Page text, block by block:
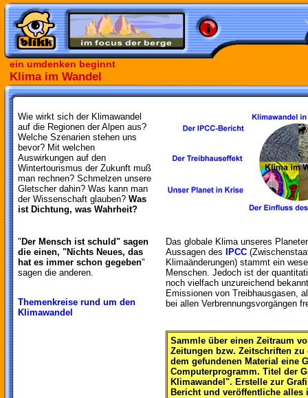
ein umdenken beginnt
Klima im Wandel
Wie wirkt sich der Klimawandel
auf die Regionen der Alpen aus?
Welche Szenarien stehen uns
bevor? Mit welchen
Auswirkungen auf den
Wintertourismus der Zukunft muß
man rechnen? Schmelzen unsere
Gletscher dahin? Was kann man
der Wissenschaft glauben? Was
ist Dichtung, was Wahrheit?
" Der Mensch ist schuld" sagen
die einen, "Nichts Neues, das
hat es immer schon gegeben"
sagen die anderen.
Themenkreise rund um den
Klimawandel
Das globale Klima unseres
Aussagen des
IPCC
Klimaänderungen) stammt ein
Menschen. Jedoch ist der
noch vielfach unzureichend
Emissionen von Treibhausgasen,
bei allen Verbrennungsvorgängen
Sammle über einen Zeitraum
Zeitungen bzw. Zeitschriften zu
dem gefundenen Material eine
Computerprogramm. Titel der
Klimawandel". Erstelle zur
Bericht und veröffentliche alles